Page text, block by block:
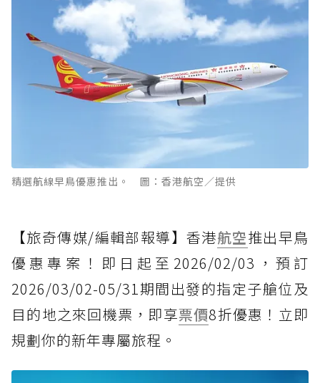
精選航線早鳥優惠推出。 圖：香港航空／提供
【旅奇傳媒/編輯部報導】香港航空推出早鳥
優惠專案！即日起至2026/02/03，預訂
2026/03/02-05/31期間出發的指定子艙位及
目的地之來回機票，即享票價8折優惠！立即
規劃你的新年專屬旅程。